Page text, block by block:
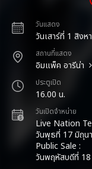
วันแสดง
วันเสาร์ที่ 1 สิง
สถานที่แสดง
อิมแพ็ค อารีน่า
ประตูเปิด
16.00 น.
วันเปิดจำหน่าย
Live Nation
วันพุธที่ 17 มิถุน
Public Sale :
วันพฤหัสบดีที่